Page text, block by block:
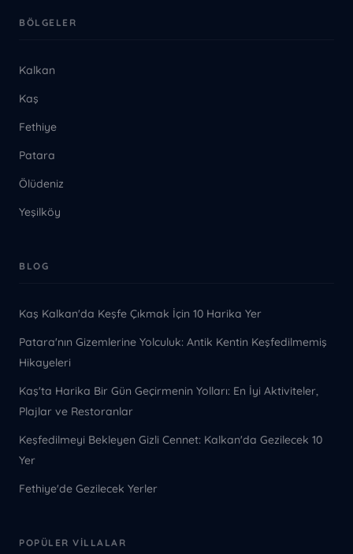
BÖLGELER
Kalkan
Kaş
Fethiye
Patara
Ölüdeniz
Yeşilköy
BLOG
Kaş Kalkan'da Keşfe Çıkmak İçin 10 Harika Yer
Patara'nın Gizemlerine Yolculuk: Antik Kentin Keşfedilmemiş
Hikayeleri
Kaş'ta Harika Bir Gün Geçirmenin Yolları: En İyi Aktiviteler,
Plajlar ve Restoranlar
Keşfedilmeyi Bekleyen Gizli Cennet: Kalkan'da Gezilecek 10
Yer
Fethiye'de Gezilecek Yerler
POPÜLER VILLALAR